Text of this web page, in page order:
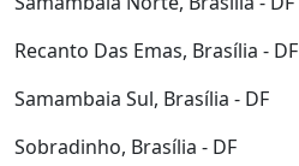
Recanto Das Emas, Brasília - DF
Samambaia Sul, Brasília - DF
Sobradinho, Brasília - DF